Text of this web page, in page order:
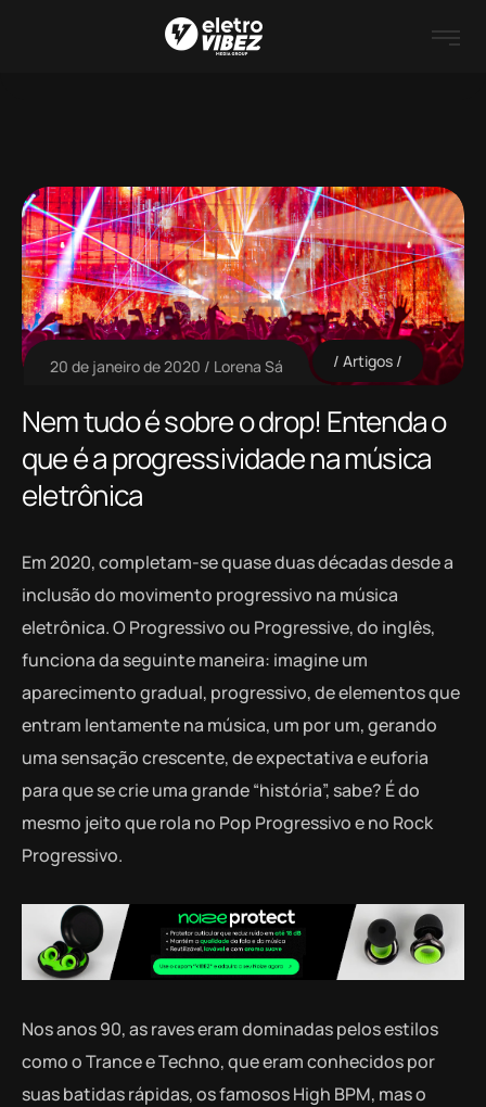
20 de janeiro de 2020 Lorena Sá Artigos
Nem tudo é sobre o drop! Entenda o
que é a progressividade na música
eletrônica
Em 2020, completam-se quase duas décadas desde a
inclusão do movimento progressivo na música
eletrônica. O Progressivo ou Progressive, do inglês,
funciona da seguinte maneira: imagine um
aparecimento gradual, progressivo, de elementos que
entram lentamente na música, um por um, gerando
uma sensação crescente, de expectativa e euforia
para que se crie uma grande “história”, sabe? É do
mesmo jeito que rola no Pop Progressivo e no Rock
Progressivo.
Nos anos 90, as raves eram dominadas pelos estilos
como o Trance e Techno, que eram conhecidos por
suas batidas rápidas, os famosos High BPM, mas o